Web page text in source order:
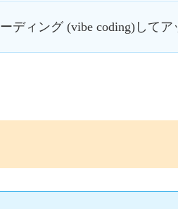
ディング (vibe coding)してア